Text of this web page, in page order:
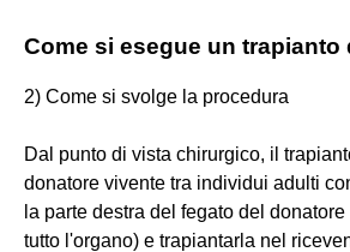
Come si esegue un trapianto
2) Come si svolge la procedura
Dal punto di vista chirurgico, il
donatore vivente tra individui adulti
la parte destra del fegato del
tutto l'organo) e trapiantarla nel